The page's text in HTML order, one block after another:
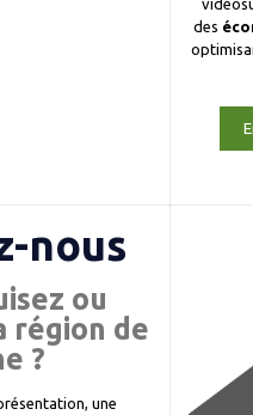
des
nous
ou
région de
?
une